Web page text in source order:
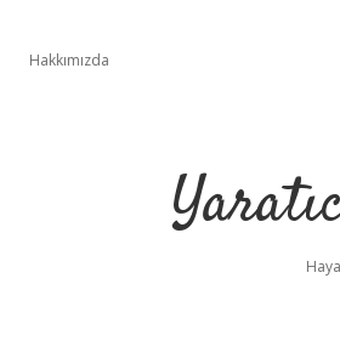
Hakkımızda